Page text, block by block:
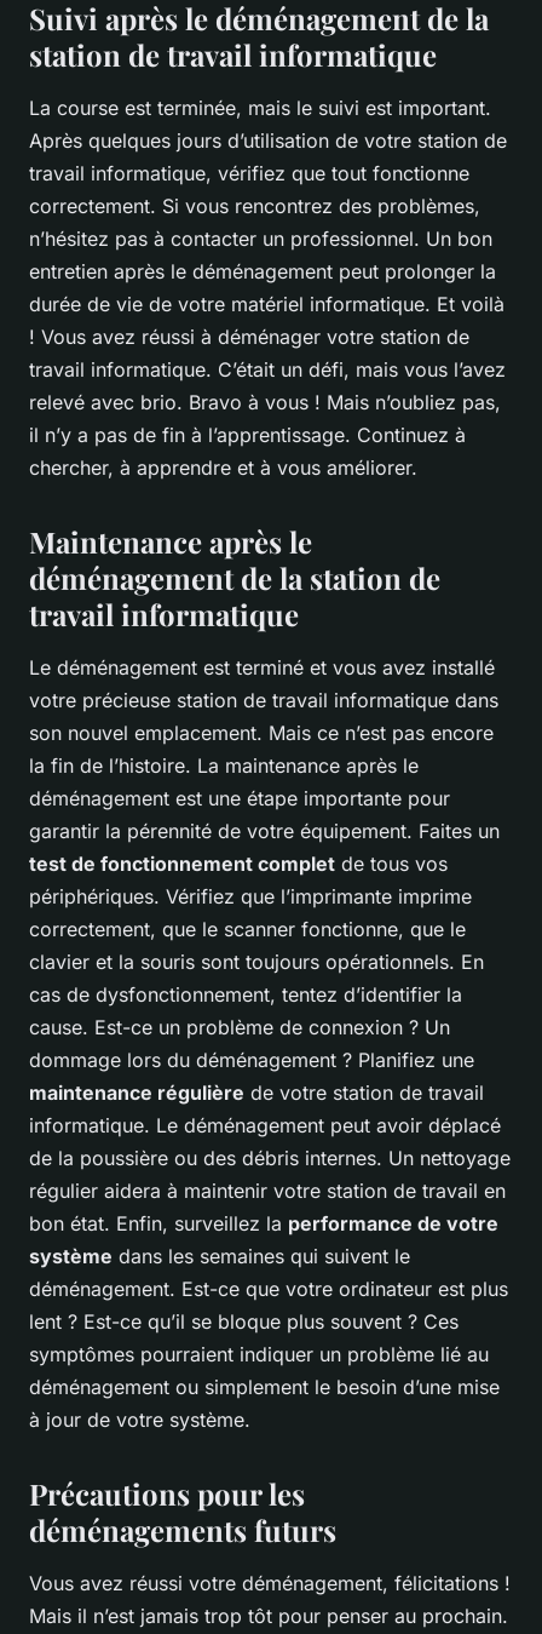
Suivi après le déménagement de la
station de travail informatique
La course est terminée, mais le suivi est important.
Après quelques jours d’utilisation de votre station de
travail informatique, vérifiez que tout fonctionne
correctement. Si vous rencontrez des problèmes,
n’hésitez pas à contacter un professionnel. Un bon
entretien après le déménagement peut prolonger la
durée de vie de votre matériel informatique. Et voilà
! Vous avez réussi à déménager votre station de
travail informatique. C’était un défi, mais vous l’avez
relevé avec brio. Bravo à vous ! Mais n’oubliez pas,
il n’y a pas de fin à l’apprentissage. Continuez à
chercher, à apprendre et à vous améliorer.
Maintenance après le
déménagement de la station de
travail informatique
Le déménagement est terminé et vous avez installé
votre précieuse station de travail informatique dans
son nouvel emplacement. Mais ce n’est pas encore
la fin de l’histoire. La maintenance après le
déménagement est une étape importante pour
garantir la pérennité de votre équipement. Faites un
test de fonctionnement complet de tous vos
périphériques. Vérifiez que l’imprimante imprime
correctement, que le scanner fonctionne, que le
clavier et la souris sont toujours opérationnels. En
cas de dysfonctionnement, tentez d’identifier la
cause. Est-ce un problème de connexion ? Un
dommage lors du déménagement ? Planifiez une
maintenance régulière de votre station de travail
informatique. Le déménagement peut avoir déplacé
de la poussière ou des débris internes. Un nettoyage
régulier aidera à maintenir votre station de travail en
bon état. Enfin, surveillez la performance de votre
système dans les semaines qui suivent le
déménagement. Est-ce que votre ordinateur est plus
lent ? Est-ce qu’il se bloque plus souvent ? Ces
symptômes pourraient indiquer un problème lié au
déménagement ou simplement le besoin d’une mise
à jour de votre système.
Précautions pour les
déménagements futurs
Vous avez réussi votre déménagement, félicitations !
Mais il n’est jamais trop tôt pour penser au prochain.